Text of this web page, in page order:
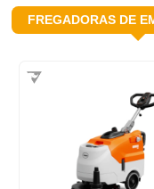
FREGADORAS DE